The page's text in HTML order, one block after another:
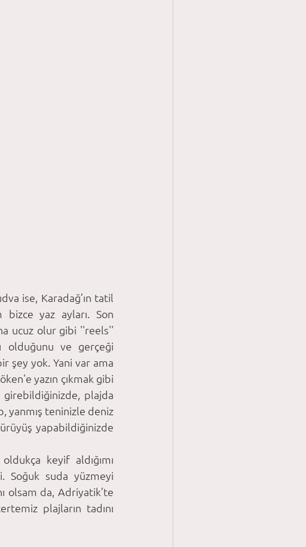
ise, Karadağ’ın tatil
yaz ayları. Son
ucuz olur gibi ''reels''
olduğunu ve gerçeği
şey yok. Yani var ama
yazın çıkmak gibi
girebildiğinizde, plajda
yanmış teninizle deniz
yapabildiğinizde
keyif aldığımı
Soğuk suda yüzmeyi
olsam da, Adriyatik’te
plajların tadını